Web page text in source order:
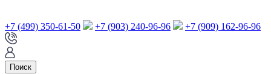
+7 (499) 350-61-50 +7 (903) 240-96-96 +7 (909) 162-96-96
Поиск